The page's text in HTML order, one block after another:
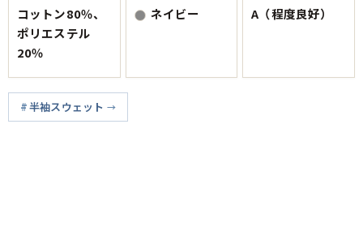
お問い合わせ
コットン80％、
ポリエステル
20％
ネイビー A（程度良好）
半袖スウェット